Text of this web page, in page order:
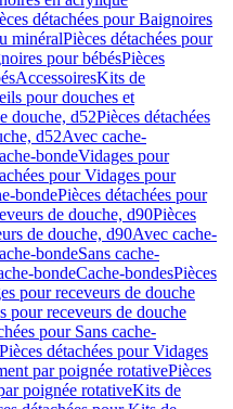
détachées pour Baignoires
minéralPièces détachées pour
pour bébésPièces
AccessoiresKits de
pour douches et
douche, d52Pièces détachées
d52Avec cache-
bondeVidages pour
pour Vidages pour
bondePièces détachées pour
de douche, d90Pièces
de douche, d90Avec cache-
bondeSans cache-
bondeCache-bondesPièces
pour receveurs de douche
pour receveurs de douche
pour Sans cache-
Pièces détachées pour Vidages
par poignée rotativePièces
poignée rotativeKits de